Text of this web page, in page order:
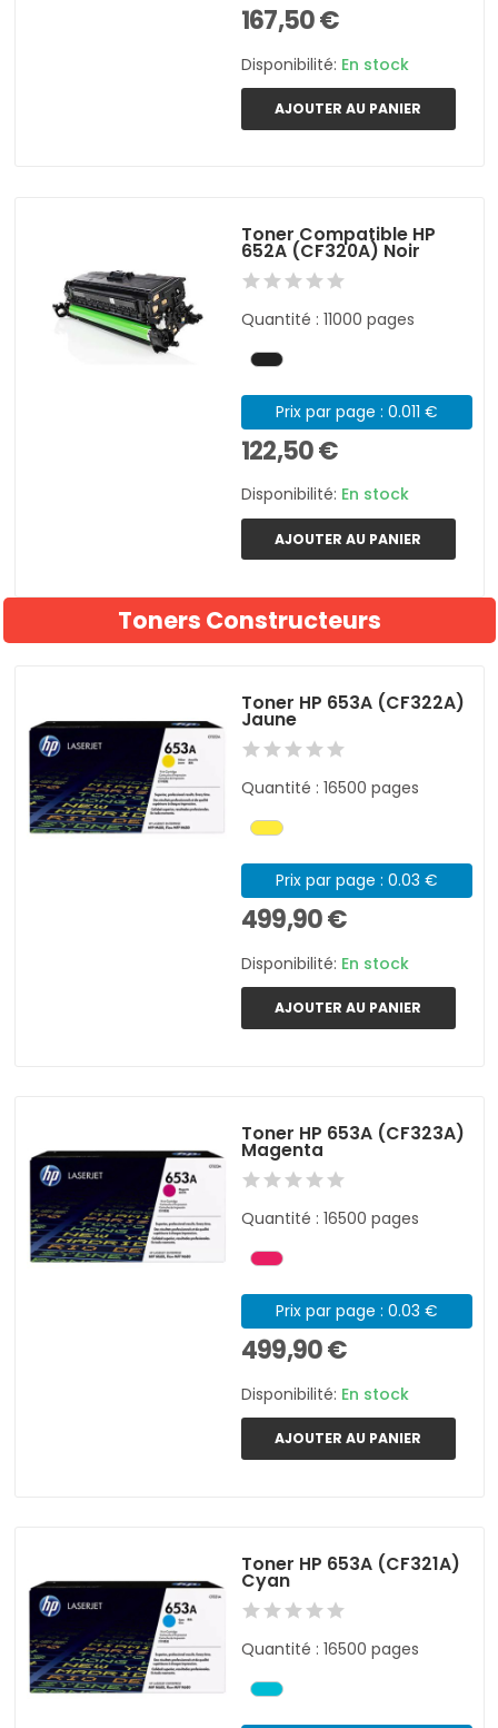
167,50 €
Disponibilité: En stock
AJOUTER AU PANIER
Toner Compatible HP
652A (CF320A) Noir
Quantité : 11000 pages
Prix par page : 0.011 €
122,50 €
Disponibilité: En stock
AJOUTER AU PANIER
Toners Constructeurs
Toner HP 653A (CF322A)
Jaune
Quantité : 16500 pages
Prix par page : 0.03 €
499,90 €
Disponibilité: En stock
AJOUTER AU PANIER
Toner HP 653A (CF323A)
Magenta
Quantité : 16500 pages
Prix par page : 0.03 €
499,90 €
Disponibilité: En stock
AJOUTER AU PANIER
Toner HP 653A (CF321A)
Cyan
Quantité : 16500 pages